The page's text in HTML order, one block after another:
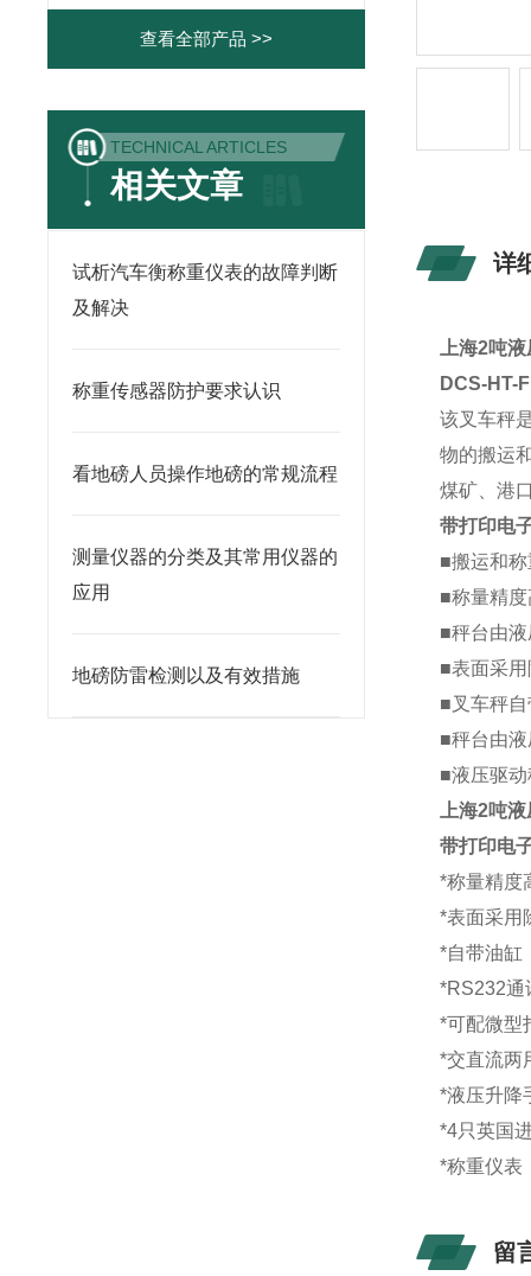
查看全部产品 >>
TECHNICAL ARTICLES
相关文章
试析汽车衡称重仪表的故障判断
及解决
称重传感器防护要求认识
看地磅人员操作地磅的常规流程
测量仪器的分类及其常用仪器的
应用
地磅防雷检测以及有效措施
详
上海2吨
DCS-HT-
该叉车秤
物的搬运
煤矿、港
带打印电
■搬运和
■称量精
■秤台由
■表面采
■叉车秤
■秤台由
■液压驱
上海2吨
带打印电
*称量精度
*表面采用
*自带油缸
*RS232通
*可配微型
*交直流两
*液压升降
*4只英国
*称重仪表
留